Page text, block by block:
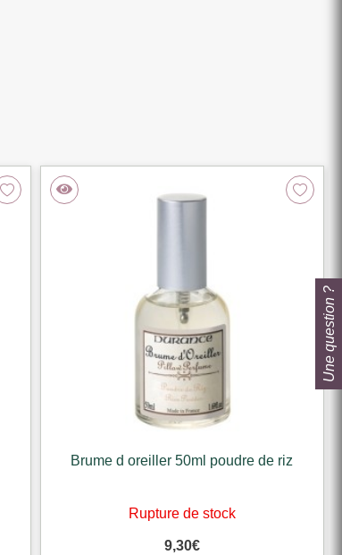
Brume d oreiller 50ml poudre de riz
Rupture de stock
9,30€
Une question ?